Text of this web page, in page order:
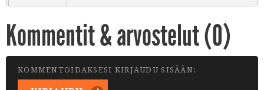
Kommentit & arvostelut (0)
KOMMENTOIDAKSESI KIRJAUDU SISÄÄN: